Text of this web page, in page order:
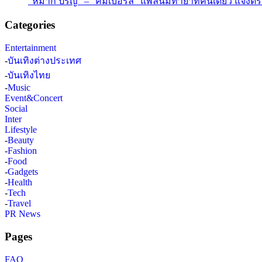
Categories
Entertainment
-บันเทิงต่างประเทศ
-บันเทิงไทย
-Music
Event&Concert
Social
Inter
Lifestyle
-Beauty
-Fashion
-Food
-Gadgets
-Health
-Tech
-Travel
PR News
Pages
FAQ